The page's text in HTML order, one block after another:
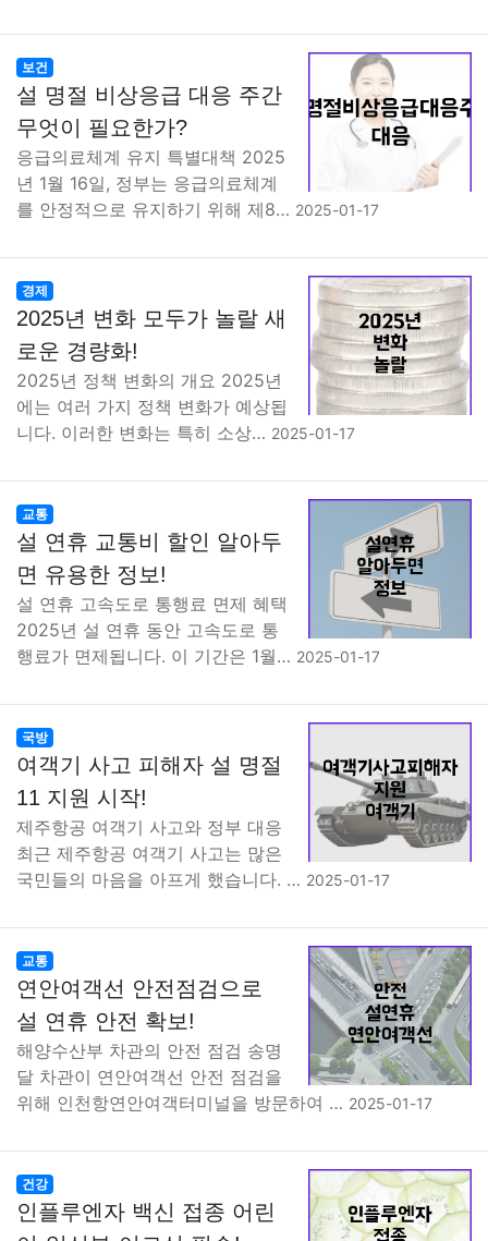
보건
설 명절 비상응급 대응 주간
무엇이 필요한가?
응급의료체계 유지 특별대책 2025
년 1월 16일, 정부는 응급의료체계
를 안정적으로 유지하기 위해 제8… 2025-01-17
경제
2025년 변화 모두가 놀랄 새
로운 경량화!
2025년 정책 변화의 개요 2025년
에는 여러 가지 정책 변화가 예상됩
니다. 이러한 변화는 특히 소상… 2025-01-17
교통
설 연휴 교통비 할인 알아두
면 유용한 정보!
설 연휴 고속도로 통행료 면제 혜택
2025년 설 연휴 동안 고속도로 통
행료가 면제됩니다. 이 기간은 1월… 2025-01-17
국방
여객기 사고 피해자 설 명절
11 지원 시작!
제주항공 여객기 사고와 정부 대응
최근 제주항공 여객기 사고는 많은
국민들의 마음을 아프게 했습니다. … 2025-01-17
교통
연안여객선 안전점검으로
설 연휴 안전 확보!
해양수산부 차관의 안전 점검 송명
달 차관이 연안여객선 안전 점검을
위해 인천항연안여객터미널을 방문하여 … 2025-01-17
건강
인플루엔자 백신 접종 어린